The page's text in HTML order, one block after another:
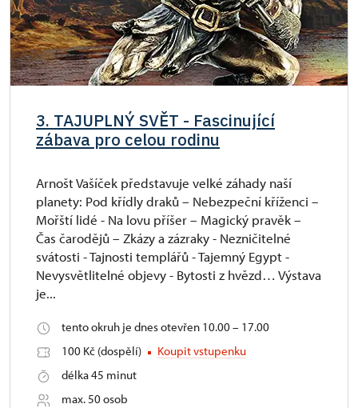
3. TAJUPLNÝ SVĚT - Fascinující
zábava pro celou rodinu
Arnošt Vašíček představuje velké záhady naší
planety: Pod křídly draků – Nebezpeční kříženci –
Mořští lidé - Na lovu příšer – Magický pravěk –
Čas čarodějů – Zkázy a zázraky - Nezničitelné
svátosti - Tajnosti templářů - Tajemný Egypt -
Nevysvětlitelné objevy - Bytosti z hvězd… Výstava
je...
tento okruh je dnes otevřen 10.00 – 17.00
100 Kč (dospělí)
Koupit vstupenku
délka 45 minut
max. 50 osob